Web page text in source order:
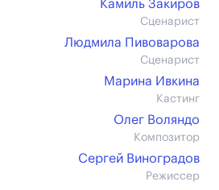
Камиль Закиров
Сценарист
Людмила Пивоварова
Сценарист
Марина Ивкина
Кастинг
Олег Воляндо
Композитор
Сергей Виноградов
Режиссер